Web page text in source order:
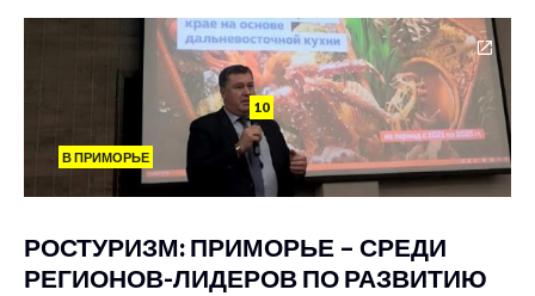
10
В ПРИМОРЬЕ
РОСТУРИЗМ: ПРИМОРЬЕ – СРЕДИ
РЕГИОНОВ-ЛИДЕРОВ ПО РАЗВИТИЮ